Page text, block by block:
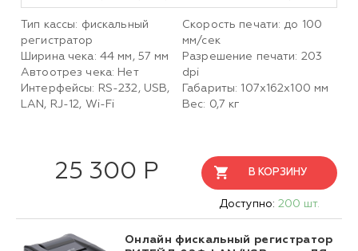
Тип кассы: фискальный
регистратор
Ширина чека: 44 мм, 57 мм
Автоотрез чека: Нет
Интерфейсы: RS-232, USB,
LAN, RJ-12, Wi-Fi
Скорость печати: до 100
мм/сек
Разрешение печати: 203
dpi
Габариты: 107х162х100 мм
Вес: 0,7 кг
25 300 Р В КОРЗИНУ
Доступно: 200 шт.
Онлайн фискальный регистратор